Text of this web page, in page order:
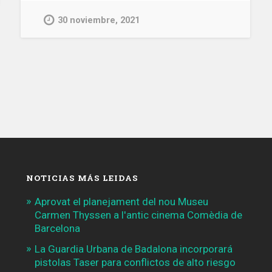
dos
un
de
la
plaza
30 noviembre, 2021
NOTICIAS MÁS LEIDAS
Aprovat el planejament del nou Museu
Carmen Thyssen a l'antic cinema Comèdia de
Barcelona
La Guardia Urbana de Badalona incorporará
pistolas Taser para conflictos de alto riesgo